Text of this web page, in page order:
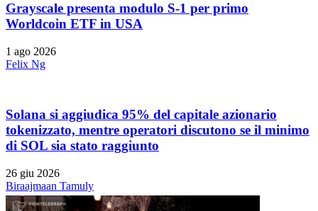
Grayscale presenta modulo S-1 per primo
Worldcoin ETF in USA
1 ago 2026
Felix Ng
Solana si aggiudica 95% del capitale azionario
tokenizzato, mentre operatori discutono se il minimo
di SOL sia stato raggiunto
26 giu 2026
Biraajmaan Tamuly